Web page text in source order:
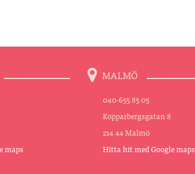
maps
MALMÖ
040-655 85 05
Kopparbergsgatan 8
214 44 Malmö
Hitta hit med Google maps